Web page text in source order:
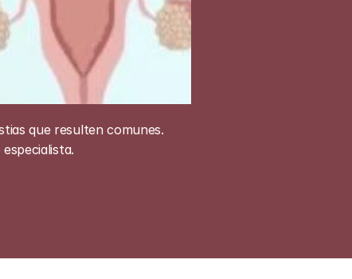
que resulten comunes.